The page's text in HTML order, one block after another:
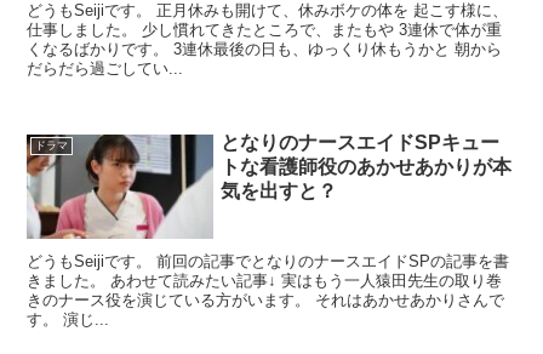
どうもSeijiです。 正月休みも開けて、休みボケの体を 起こす様に、
仕事しました。 少し慣れてきたところで、またもや 3連休で体が重
くなるばかりです。 3連休最後の日も、ゆっくり休もうかと 朝から
だらだら過ごしてい...
ドラマ
となりのナースエイドSPキュー
トな看護師役のあかせあかりが本
気を出すと？
どうもSeijiです。 前回の記事でとなりのナースエイドSPの記事を書
きました。 あわせて読みたい記事↓ 実はもう一人猿田先生の取り巻
きのナース役を演じている方がいます。 それはあかせあかりさんで
す。 演じ...